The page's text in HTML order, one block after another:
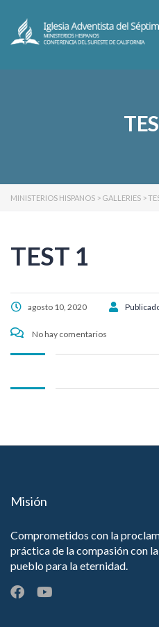
MINISTERIOS HISPANOS > GALLERIES >
TEST 1
agosto 10, 2020
No hay comentarios
Misión
Comprometidos con la
práctica de la compasión con
pueblo para la eternidad.